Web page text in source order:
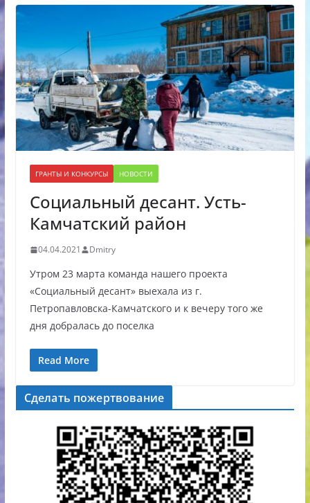
ГРАНТЫ И КОНКУРСЫ НОВОСТИ
Социальный десант. Усть-
Камчатский район
04.04.2021 Dmitry
Утром 23 марта команда нашего проекта
«Социальный десант» выехала из г.
Петропавловска-Камчатского и к вечеру того же
дня добралась до поселка
Read More
Сделать пожертвование